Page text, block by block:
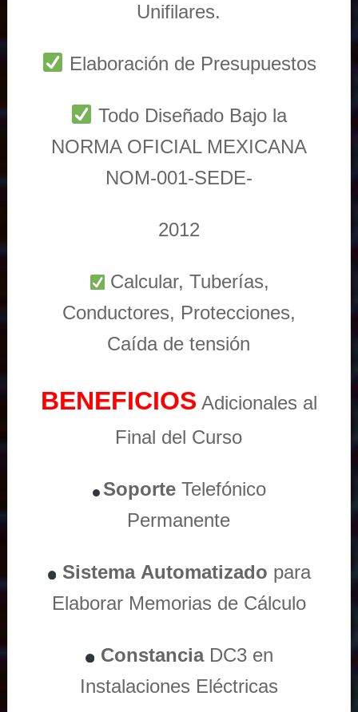
Unifilares.
Elaboración de Presupuestos
Todo Diseñado Bajo la
NORMA OFICIAL MEXICANA
NOM-001-SEDE-
2012
Calcular, Tuberías,
Conductores, Protecciones,
Caída de tensión
BENEFICIOS Adicionales al
Final del Curso
Soporte Telefónico
Permanente
Sistema Automatizado para
Elaborar Memorias de Cálculo
ConstanciaDC3 en
Instalaciones Eléctricas